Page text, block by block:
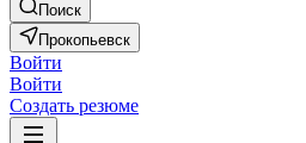
Поиск
Прокопьевск
Войти
Войти
Создать резюме